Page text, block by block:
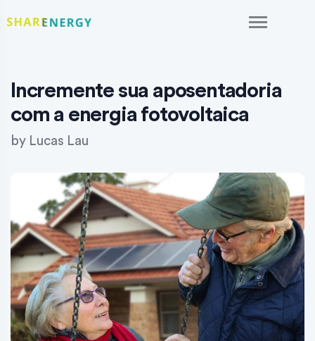
Incremente sua aposentadoria
com a energia fotovoltaica
by Lucas Lau